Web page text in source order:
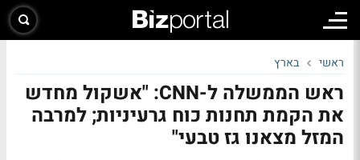
ראשי בארץ
ראש הממשלה ל-CNN: "אשקול מחדש
את הקמת תחנות כוח גרעיניות; למרבה
המזל מצאנו גז טבעי"